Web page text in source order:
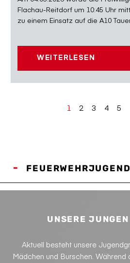
Flachau-Reitdorf um 10:45 Uhr
zu einem Einsatz auf die A10
WEITERLESEN
1 2 3 4 5
FEUERWEHRJUGEND
UNSERE
Aktuell besteht unsere
Mädchen und Burschen. Während